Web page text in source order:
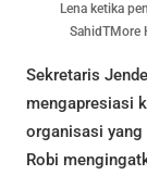
Lena ketika
SahidTMore
Sekretaris
mengapresiasi
organisasi yang
Robi